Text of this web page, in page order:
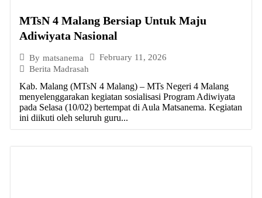
MTsN 4 Malang Bersiap Untuk Maju
Adiwiyata Nasional
By matsanema
February 11, 2026
Berita Madrasah
Kab. Malang (MTsN 4 Malang) – MTs Negeri 4 Malang
menyelenggarakan kegiatan sosialisasi Program Adiwiyata
pada Selasa (10/02) bertempat di Aula Matsanema. Kegiatan
ini diikuti oleh seluruh guru...